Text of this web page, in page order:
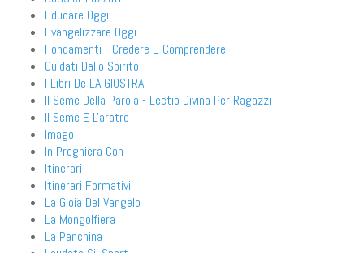
Educare Oggi
Evangelizzare Oggi
Fondamenti - Credere E Comprendere
Guidati Dallo Spirito
I Libri De LA GIOSTRA
Il Seme Della Parola - Lectio Divina Per Ragazzi
Il Seme E L'aratro
Imago
In Preghiera Con
Itinerari
Itinerari Formativi
La Gioia Del Vangelo
La Mongolfiera
La Panchina